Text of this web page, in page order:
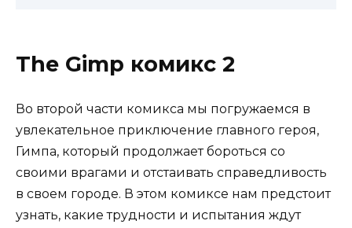
The Gimp комикс 2
Во второй части комикса мы погружаемся в
увлекательное приключение главного героя,
Гимпа, который продолжает бороться со
своими врагами и отстаивать справедливость
в своем городе. В этом комиксе нам предстоит
узнать, какие трудности и испытания ждут